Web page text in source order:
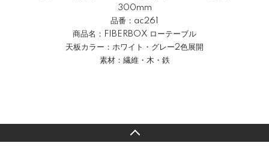
300mm
品番：ac261
商品名：FIBERBOX ローテーブル
天板カラー：ホワイト・グレー2色展開
素材：繊維・木・鉄